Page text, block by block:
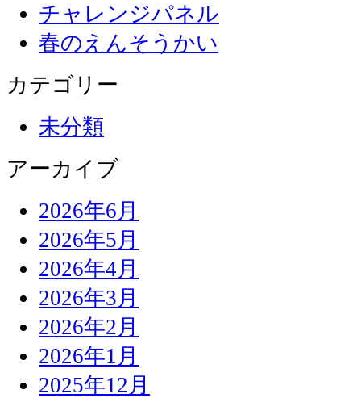
チャレンジパネル
春のえんそうかい
カテゴリー
未分類
アーカイブ
2026年6月
2026年5月
2026年4月
2026年3月
2026年2月
2026年1月
2025年12月